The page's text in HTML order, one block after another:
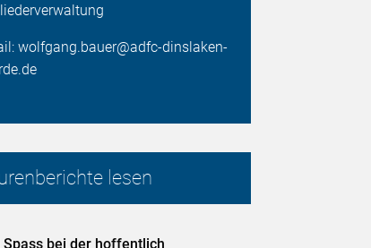
wolfgang.bauer@adfc-dinslaken-
lesen
Spass bei der hoffentlich